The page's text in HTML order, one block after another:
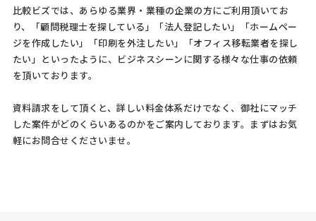
比較ビズでは、あらゆる業界・業種の企業の方にご利用頂いてお
り、「顧問税理士を探している」「法人登記したい」「ホームペー
ジを作成したい」「印刷を外注したい」「オフィス移転業者を探し
たい」といったように、ビジネスシーンに関する様々な仕事の依頼
を頂いております。
資料請求をして頂くと、詳しい料金体系だけでなく、御社にマッチ
した案件がどのくらいあるのかをご案内しております。まずはお気
軽にお問合せくださいませ。